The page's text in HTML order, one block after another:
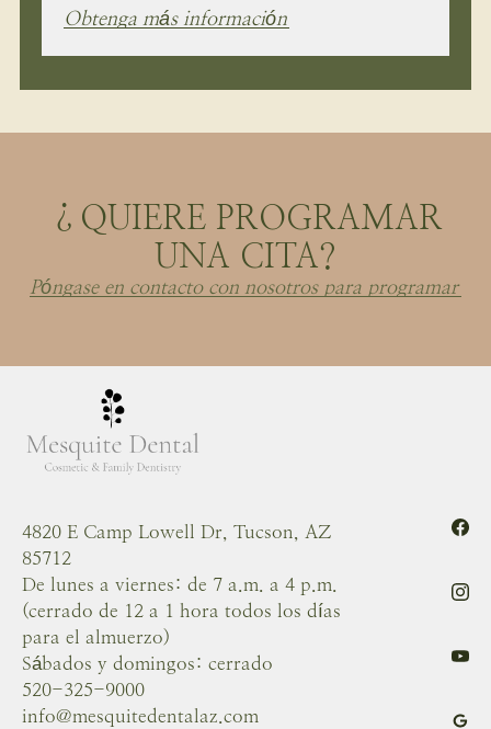
Obtenga más información
¿QUIERE PROGRAMAR
UNA CITA?
Póngase en contacto con nosotros para programar
4820 E Camp Lowell Dr, Tucson, AZ
85712
De lunes a viernes: de 7 a.m. a 4 p.m.
(cerrado de 12 a 1 hora todos los días
para el almuerzo)
Sábados y domingos: cerrado
520-325-9000
info@mesquitedentalaz.com